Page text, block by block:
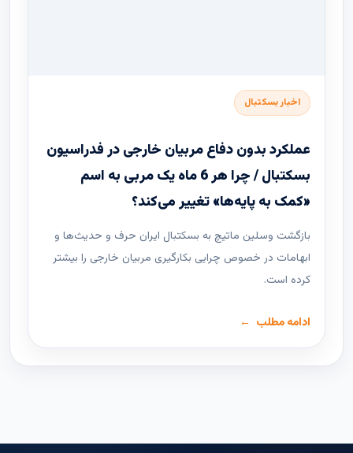
اخبار بسکتبال
عملکرد بدون دفاع مربیان خارجی در فدراسیون
بسکتبال / چرا هر 6 ماه یک مربی به اسم
«کمک به پایه‌ها» تغییر می‌کند؟
بازگشت وسلین ماتیچ به بسکتبال ایران حرف و حدیث‌ها و
ابهامات در خصوص چرایی بکارگیری مربیان خارجی را بیشتر
کرده است.
ادامه مطلب